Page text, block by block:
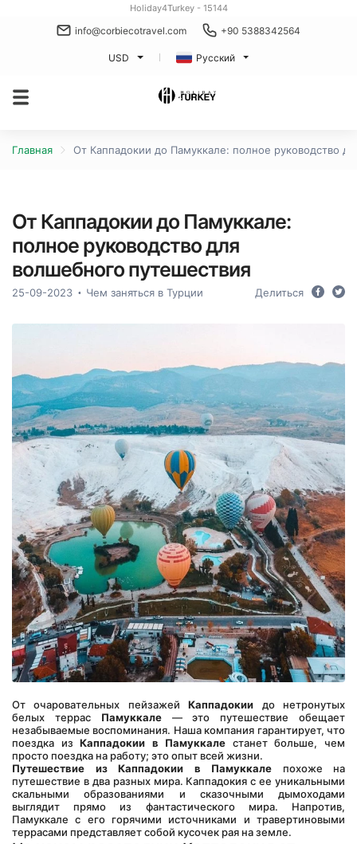
Holiday4Turkey - 15144
info@corbiecotravel.com +90 5388342564
USD Русский
Главная От Каппадокии до Памуккале: полное руководство
От Каппадокии до Памуккале:
полное руководство для
волшебного путешествия
25-09-2023 Чем заняться в Турции Делиться
От очаровательных пейзажей Каппадокии до нетронутых
белых террас Памуккале — это путешествие обещает
незабываемые воспоминания. Наша компания гарантирует, что
поездка из Каппадокии в Памуккале станет больше, чем
просто поездка на работу; это опыт всей жизни.
Путешествие из Каппадокии в Памуккале похоже на
путешествие в два разных мира. Каппадокия с ее уникальными
скальными образованиями и сказочными дымоходами
выглядит прямо из фантастического мира. Напротив,
Памуккале с его горячими источниками и травертиновыми
террасами представляет собой кусочек рая на земле.